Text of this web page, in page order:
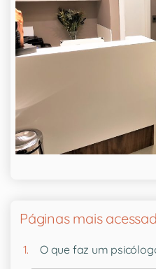
Páginas mais
O que faz um